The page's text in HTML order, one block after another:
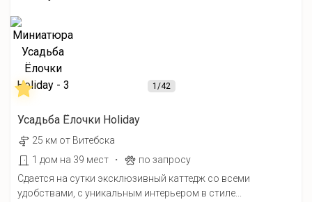
1/42
Усадьба Ёлочки Holiday
25 км от Витебска
1 дом на 39 мест
·
по запросу
Сдается на сутки эксклюзивный каттедж со всеми
удобствами, с уникальным интерьером в стиле...